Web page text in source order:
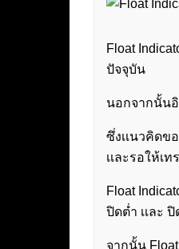
Float
ปัจจุบัน
นอกจากนั้นอิ
ซึ่งเเนวคิดข
เเละรอให้เ
Float
ปิดต่ำ เเละ ปิ
จากนั้น